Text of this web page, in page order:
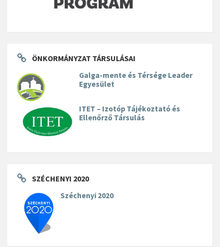
ÖNKORMÁNYZAT TÁRSULÁSAI
Galga-mente és Térsége Leader
Egyesület
ITET – Izotóp Tájékoztató és
Ellenőrző Társulás
SZÉCHENYI 2020
Széchenyi 2020